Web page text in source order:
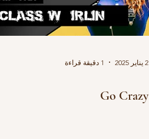
2 يناير 2025 1 دقيقة قراءة
Go Crazy